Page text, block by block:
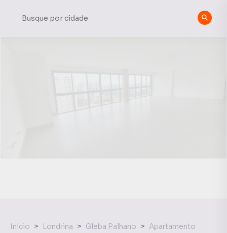
Início Londrina Gleba Palhano
Apartamento